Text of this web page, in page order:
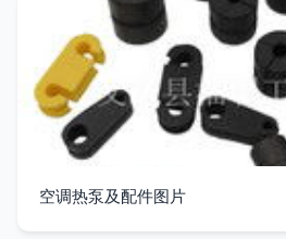
空调热泵及配件图片